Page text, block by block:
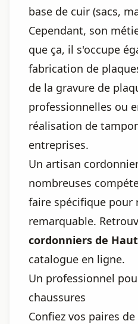
base de cuir (sacs,
Cependant, son
que ça, il s'occupe
fabrication de
de la gravure de
professionnelles ou
réalisation de
entreprises.
Un artisan
nombreuses
faire spécifique pour
remarquable.
cordonniers de
catalogue en ligne.
Un professionnel
chaussures
Confiez vos paires